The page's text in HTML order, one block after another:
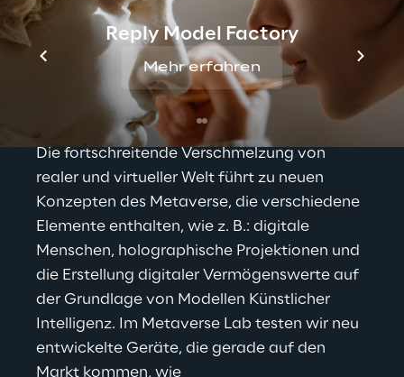
Reply Model Factory
Mehr erfahren
Integration
verschiedener
Technologien für neue
immersive Lösungen
Die fortschreitende Verschmelzung von
realer und virtueller Welt führt zu neuen
Konzepten des Metaverse, die verschiedene
Elemente enthalten, wie z. B.: digitale
Menschen, holographische Projektionen und
die Erstellung digitaler Vermögenswerte auf
der Grundlage von Modellen Künstlicher
Intelligenz. Im Metaverse Lab testen wir neu
entwickelte Geräte, die gerade auf den
Markt kommen, wie